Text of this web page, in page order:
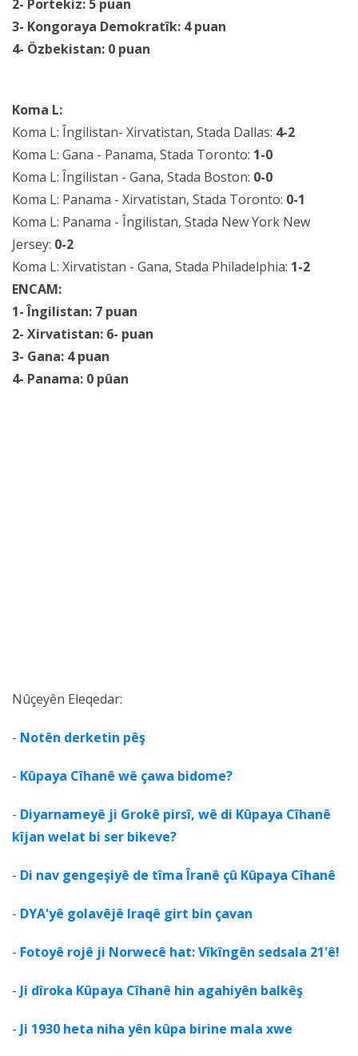
2- Portekiz: 5 puan
3- Kongoraya Demokratîk: 4 puan
4- Özbekistan: 0 puan
Koma L:
Koma L: Îngilistan- Xirvatistan, Stada Dallas: 4-2
Koma L: Gana - Panama, Stada Toronto: 1-0
Koma L: Îngilistan - Gana, Stada Boston: 0-0
Koma L: Panama - Xirvatistan, Stada Toronto: 0-1
Koma L: Panama - Îngilistan, Stada New York New
Jersey: 0-2
Koma L: Xirvatistan - Gana, Stada Philadelphia: 1-2
ENCAM:
1- Îngilistan: 7 puan
2- Xirvatistan: 6- puan
3- Gana: 4 puan
4- Panama: 0 pûan
Nûçeyên Eleqedar:
- Notên derketin pêş
- Kûpaya Cîhanê wê çawa bidome?
- Diyarnameyê ji Grokê pirsî, wê di Kûpaya Cîhanê
kîjan welat bi ser bikeve?
- Di nav gengeşiyê de tîma Îranê çû Kûpaya Cîhanê
- DYA'yê golavêjê Iraqê girt bin çavan
- Fotoyê rojê ji Norwecê hat: Vîkîngên sedsala 21'ê!
- Ji dîroka Kûpaya Cîhanê hin agahiyên balkêş
- Ji 1930 heta niha yên kûpa birine mala xwe